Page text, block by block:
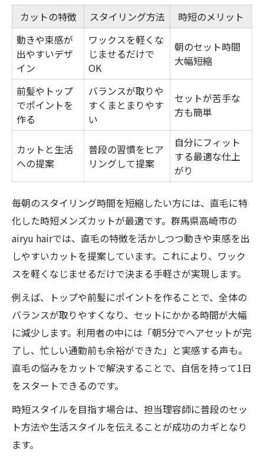
カットの特徴 スタイリング方法
時短のメリット
動きや束感が
出やすいデザ
イン
ワックスを軽くな
じませるだけで
OK
朝のセット時間
大幅短縮
前髪やトップ
でポイントを
作る
バランスが取りや
すくまとまりやす
い
セットが苦手な
方も簡単
カットと生活
への提案
普段の習慣をヒア
リングして提案
自分にフィット
する最適な仕上
がり
毎朝のスタイリング時間を短縮したい方には、直毛に特
化した時短メンズカットが最適です。群馬県高崎市の
airyu hairでは、直毛の特徴を活かしつつ動きや束感を出
しやすいカットを提案しています。これにより、ワック
スを軽くなじませるだけで決まる手軽さが実現します。
例えば、トップや前髪にポイントを作ることで、全体の
バランスが取りやすくなり、セットにかかる時間が大幅
に減少します。利用者の中には「朝5分でヘアセットが完
了し、忙しい通勤前も余裕ができた」と実感する声も。
直毛の悩みをカットで解決することで、自信を持って1日
をスタートできるのです。
時短スタイルを目指す場合は、担当理容師に普段のセッ
ト方法や生活スタイルを伝えることが成功のカギとなり
ます。